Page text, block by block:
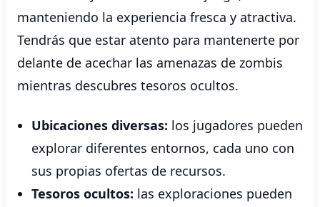
manteniendo la experiencia fresca y atractiva.
Tendrás que estar atento para mantenerte por
delante de acechar las amenazas de zombis
mientras descubres tesoros ocultos.
Ubicaciones diversas: los jugadores pueden
explorar diferentes entornos, cada uno con
sus propias ofertas de recursos.
Tesoros ocultos: las exploraciones pueden